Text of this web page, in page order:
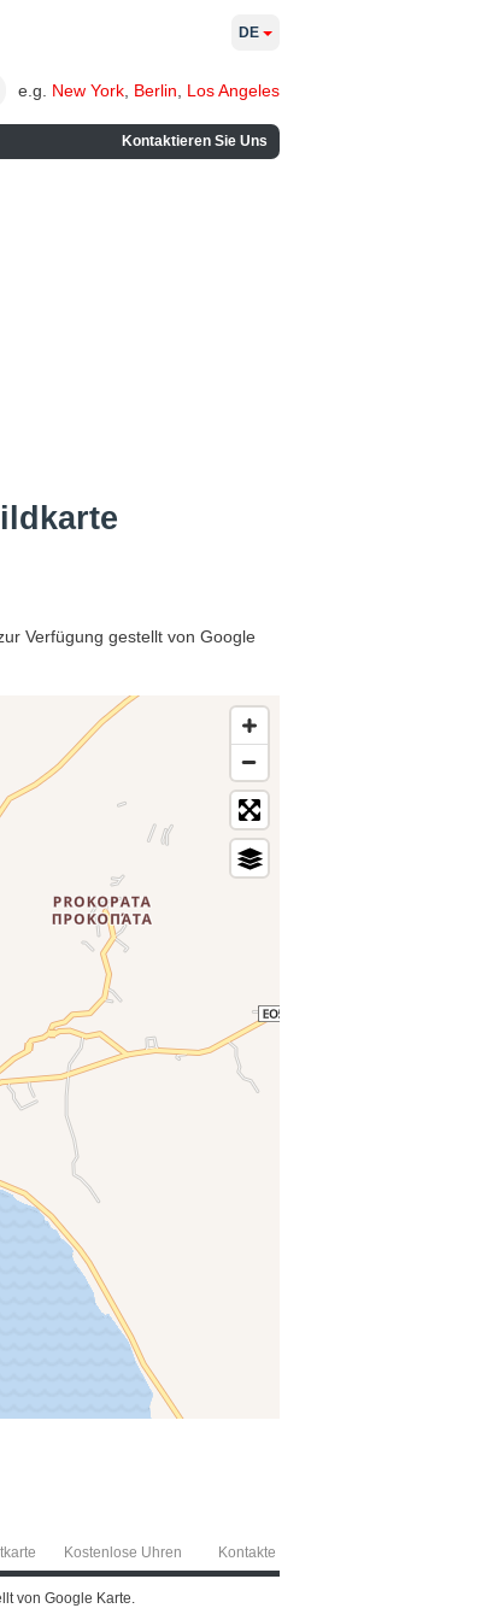
e.g. New York Berlin Los Angeles
Kontaktieren Sie Uns
DE
Verfügung gestellt von Google
Kostenlose Uhren Kontakte
von Google Karte.